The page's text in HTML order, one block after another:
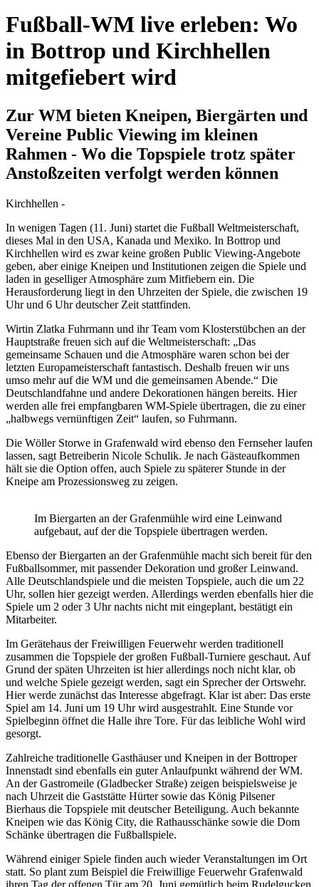
Fußball-WM live erleben: Wo
in Bottrop und Kirchhellen
mitgefiebert wird
Zur WM bieten Kneipen, Biergärten und
Vereine Public Viewing im kleinen
Rahmen - Wo die Topspiele trotz später
Anstoßzeiten verfolgt werden können
Kirchhellen -
In wenigen Tagen (11. Juni) startet die Fußball Weltmeisterschaft,
dieses Mal in den USA, Kanada und Mexiko. In Bottrop und
Kirchhellen wird es zwar keine großen Public Viewing-Angebote
geben, aber einige Kneipen und Institutionen zeigen die Spiele und
laden in geselliger Atmosphäre zum Mitfiebern ein. Die
Herausforderung liegt in den Uhrzeiten der Spiele, die zwischen 19
Uhr und 6 Uhr deutscher Zeit stattfinden.
Wirtin Zlatka Fuhrmann und ihr Team vom Klosterstübchen an der
Hauptstraße freuen sich auf die Weltmeisterschaft: „Das
gemeinsame Schauen und die Atmosphäre waren schon bei der
letzten Europameisterschaft fantastisch. Deshalb freuen wir uns
umso mehr auf die WM und die gemeinsamen Abende.“ Die
Deutschlandfahne und andere Dekorationen hängen bereits. Hier
werden alle frei empfangbaren WM-Spiele übertragen, die zu einer
„halbwegs vernünftigen Zeit“ laufen, so Fuhrmann.
Die Wöller Storwe in Grafenwald wird ebenso den Fernseher laufen
lassen, sagt Betreiberin Nicole Schulik. Je nach Gästeaufkommen
hält sie die Option offen, auch Spiele zu späterer Stunde in der
Kneipe am Prozessionsweg zu zeigen.
Im Biergarten an der Grafenmühle wird eine Leinwand
aufgebaut, auf der die Topspiele übertragen werden.
Ebenso der Biergarten an der Grafenmühle macht sich bereit für den
Fußballsommer, mit passender Dekoration und großer Leinwand.
Alle Deutschlandspiele und die meisten Topspiele, auch die um 22
Uhr, sollen hier gezeigt werden. Allerdings werden ebenfalls hier die
Spiele um 2 oder 3 Uhr nachts nicht mit eingeplant, bestätigt ein
Mitarbeiter.
Im Gerätehaus der Freiwilligen Feuerwehr werden traditionell
zusammen die Topspiele der großen Fußball-Turniere geschaut. Auf
Grund der späten Uhrzeiten ist hier allerdings noch nicht klar, ob
und welche Spiele gezeigt werden, sagt ein Sprecher der Ortswehr.
Hier werde zunächst das Interesse abgefragt. Klar ist aber: Das erste
Spiel am 14. Juni um 19 Uhr wird ausgestrahlt. Eine Stunde vor
Spielbeginn öffnet die Halle ihre Tore. Für das leibliche Wohl wird
gesorgt.
Zahlreiche traditionelle Gasthäuser und Kneipen in der Bottroper
Innenstadt sind ebenfalls ein guter Anlaufpunkt während der WM.
An der Gastromeile (Gladbecker Straße) zeigen beispielsweise je
nach Uhrzeit die Gaststätte Hürter sowie das König Pilsener
Bierhaus die Topspiele mit deutscher Beteiligung. Auch bekannte
Kneipen wie das König City, die Rathausschänke sowie die Dom
Schänke übertragen die Fußballspiele.
Während einiger Spiele finden auch wieder Veranstaltungen im Ort
statt. So plant zum Beispiel die Freiwillige Feuerwehr Grafenwald
ihren Tag der offenen Tür am 20. Juni gemütlich beim Rudelgucken